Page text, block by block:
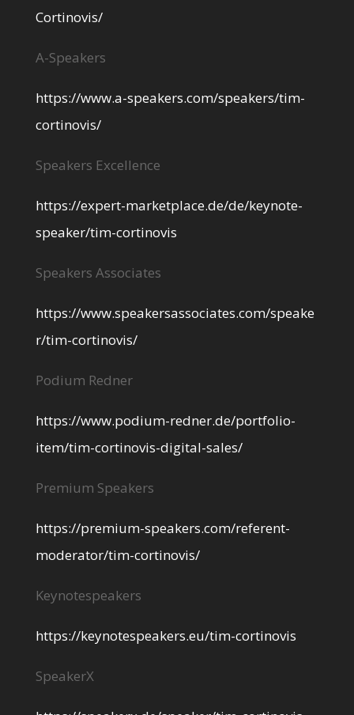
Cortinovis/
A-Speakers
https://www.a-speakers.com/speakers/tim-
cortinovis/
Speakers Excellence
https://expert-marketplace.de/de/keynote-
speaker/tim-cortinovis
Speakers Associates
https://www.speakersassociates.com/speake
r/tim-cortinovis/
Podium Redner
https://www.podium-redner.de/portfolio-
item/tim-cortinovis-digital-sales/
Premium Speakers
https://premium-speakers.com/referent-
moderator/tim-cortinovis/
Keynotespeakers
https://keynotespeakers.eu/tim-cortinovis
SpeakerX